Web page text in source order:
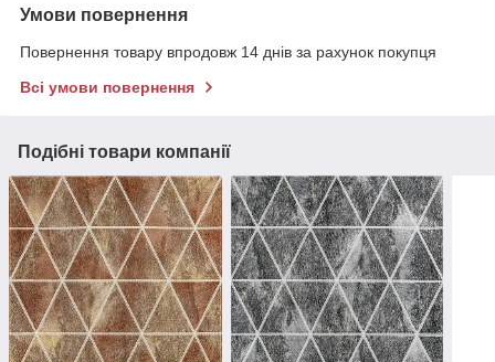
Умови повернення
Повернення товару впродовж 14 днів за рахунок покупця
Всі умови повернення
Подібні товари компанії